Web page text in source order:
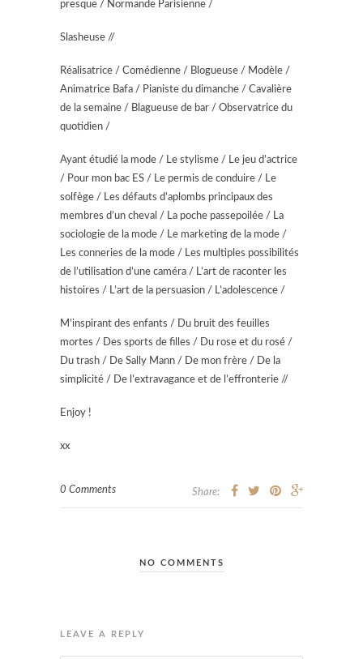
presque / Normande Parisienne /
Slasheuse //
Réalisatrice / Comédienne / Blogueuse / Modèle /
Animatrice Bafa / Pianiste du dimanche / Cavalière
de la semaine / Blagueuse de bar / Observatrice du
quotidien /
Ayant étudié la mode / Le stylisme / Le jeu d’actrice
/ Pour mon bac ES / Le permis de conduire / Le
solfège / Les défauts d’aplombs principaux des
membres d’un cheval / La poche passepoilée / La
sociologie de la mode / Le marketing de la mode /
Les conneries de la mode / Les multiples possibilités
de l’utilisation d’une caméra / L’art de raconter les
histoires / L’art de la persuasion / L’adolescence /
M’inspirant des enfants / Du bruit des feuilles
mortes / Des sports de filles / Du rose et du rosé /
Du trash / De Sally Mann / De mon frère / De la
simplicité / De l’extravagance et de l’effronterie //
Enjoy !
xx
0 Comments Share:
NO COMMENTS
LEAVE A REPLY